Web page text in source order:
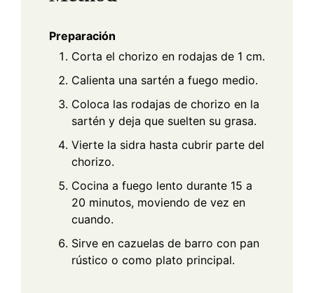
Preparación
Corta el chorizo en rodajas de 1 cm.
Calienta una sartén a fuego medio.
Coloca las rodajas de chorizo en la
sartén y deja que suelten su grasa.
Vierte la sidra hasta cubrir parte del
chorizo.
Cocina a fuego lento durante 15 a
20 minutos, moviendo de vez en
cuando.
Sirve en cazuelas de barro con pan
rústico o como plato principal.